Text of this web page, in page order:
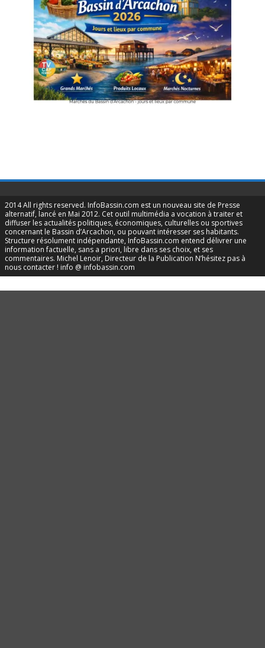
2014 All rights reserved. InfoBassin.com est un nouveau site de Presse
alternatif, lancé en Mai 2012. Cet outil multimédia a vocation à traiter et
diffuser les actualités politiques, économiques, culturelles ou sportives
concernant le Bassin d’Arcachon, ou pouvant intéresser ses habitants.
Structure résolument indépendante, InfoBassin.com entend délivrer une
information factuelle, sans a priori, libre dans ses choix, et ses
commentaires. Michel Lenoir, Directeur de la Publication N’hésitez pas à
nous contacter ! info @ infobassin.com